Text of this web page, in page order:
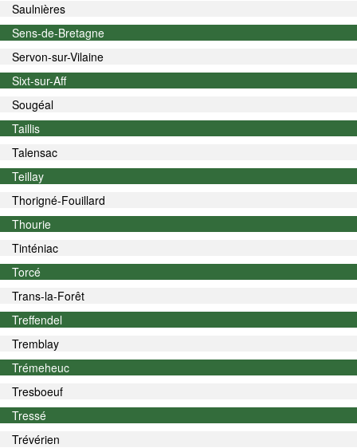
Saulnières
Sens-de-Bretagne
Servon-sur-Vilaine
Sixt-sur-Aff
Sougéal
Taillis
Talensac
Teillay
Thorigné-Fouillard
Thourie
Tinténiac
Torcé
Trans-la-Forêt
Treffendel
Tremblay
Trémeheuc
Tresboeuf
Tressé
Trévérien